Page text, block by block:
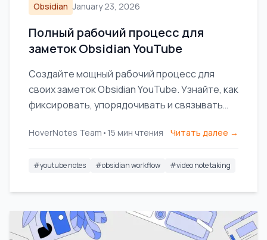
Obsidian January 23, 2026
Полный рабочий процесс для
заметок Obsidian YouTube
Создайте мощный рабочий процесс для
своих заметок Obsidian YouTube. Узнайте, как
фиксировать, упорядочивать и связывать
запоминать то, что вы смотрите.
HoverNotes Team • 15 мин чтения Читать далее →
#youtube notes #obsidian workflow #video note taking